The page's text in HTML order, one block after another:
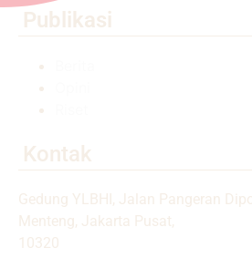
Publikasi
Kontak
Gedung YLBHI, Jalan Pangeran
Menteng, Jakarta Pusat,
10320